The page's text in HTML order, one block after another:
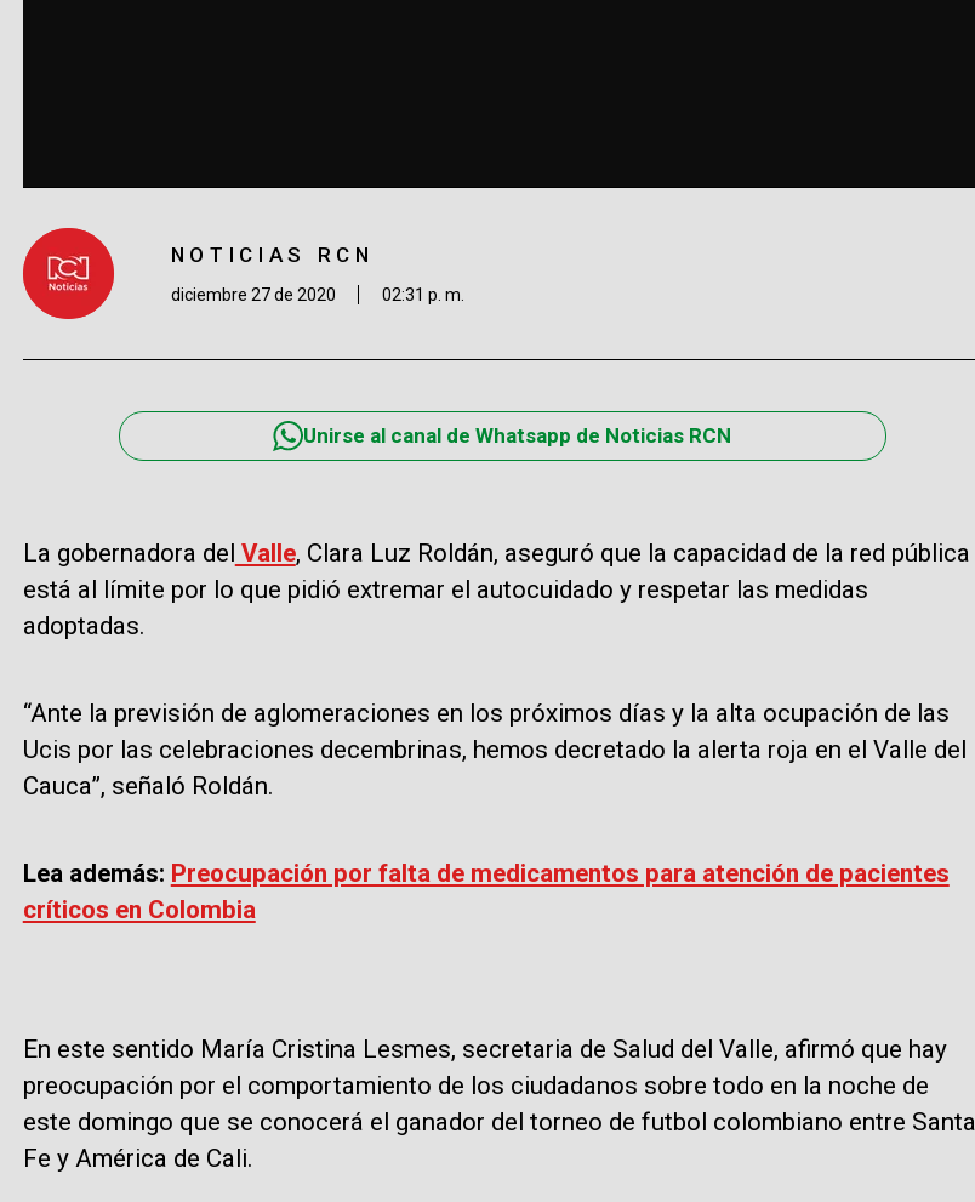
NOTICIAS RCN
diciembre 27 de 2020 02:31 p. m.
Unirse al canal de Whatsapp de Noticias RCN
La gobernadora del Valle, Clara Luz Roldán, aseguró que la capacidad de la red pública
está al límite por lo que pidió extremar el autocuidado y respetar las medidas
adoptadas.
“Ante la previsión de aglomeraciones en los próximos días y la alta ocupación de las
Ucis por las celebraciones decembrinas, hemos decretado la alerta roja en el Valle del
Cauca”, señaló Roldán.
Lea además: Preocupación por falta de medicamentos para atención de pacientes
críticos en Colombia
En este sentido María Cristina Lesmes, secretaria de Salud del Valle, afirmó que hay
preocupación por el comportamiento de los ciudadanos sobre todo en la noche de
este domingo que se conocerá el ganador del torneo de futbol colombiano entre Santa
Fe y América de Cali.